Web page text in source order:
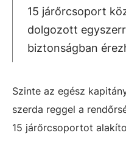
15 járőrcsoport
dolgozott
biztonságban
Szinte az egész
szerda reggel a
15 járőrcsoportot